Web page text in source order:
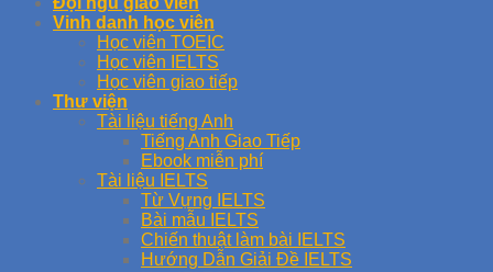
Vinh danh học viên
Học viên TOEIC
Học viên IELTS
Học viên giao tiếp
Thư viện
Tài liệu tiếng Anh
Tiếng Anh Giao Tiếp
Ebook miễn phí
Tài liệu IELTS
Từ Vựng IELTS
Bài mẫu IELTS
Chiến thuật làm bài IELTS
Hướng Dẫn Giải Đề IELTS